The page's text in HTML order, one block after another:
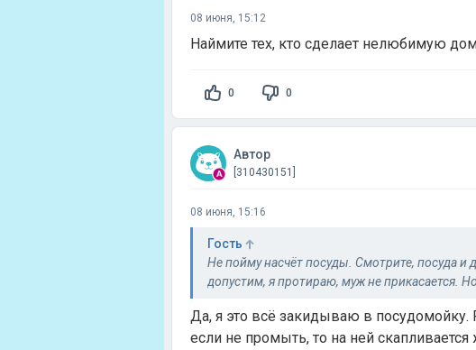
08 июня, 15:12
Наймите тех, кто сделает нелюбимую дом
0 0
Автор
[310430151]
08 июня, 15:16
Гость
Не пойму насчёт посуды. Смотрите, посуда и
допустим, я протираю, муж не прикасается.
Да, я это всё закидываю в
если не промыть, то на ней